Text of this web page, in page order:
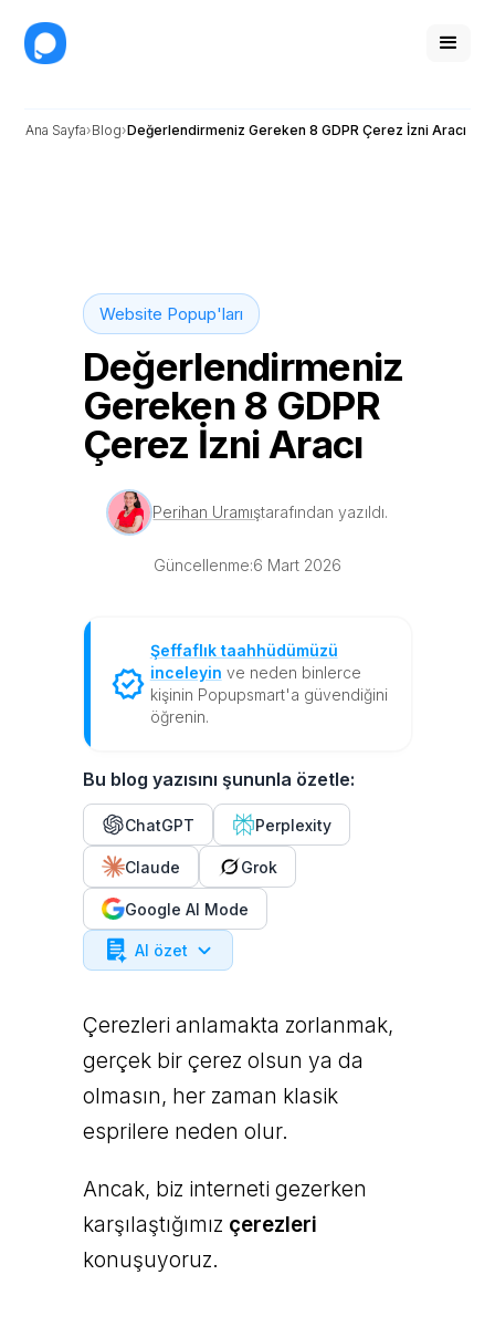
Ana Sayfa Blog Değerlendirmeniz Gereken 8 GDPR Çerez İzni Aracı
Website Popup'ları
Değerlendirmeniz
Gereken 8 GDPR
Çerez İzni Aracı
Perihan Uramıştarafından yazıldı.
Güncellenme:6 Mart 2026
Şeffaflık taahhüdümüzü
inceleyin ve neden binlerce
kişinin Popupsmart'a güvendiğini
öğrenin.
Bu blog yazısını şununla özetle:
ChatGPT Perplexity
Claude Grok
Google AI Mode
AI özet
Çerezleri anlamakta zorlanmak,
gerçek bir çerez olsun ya da
olmasın, her zaman klasik
esprilere neden olur.
Ancak, biz interneti gezerken
karşılaştığımız çerezleri
konuşuyoruz.